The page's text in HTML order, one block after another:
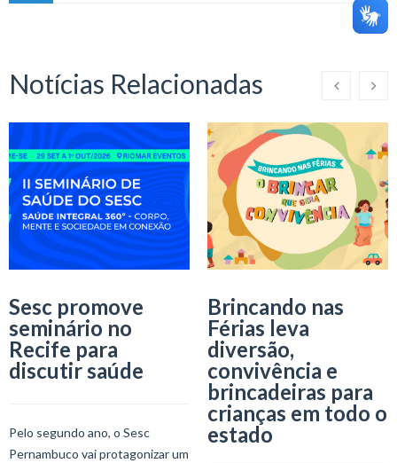
Notícias Relacionadas
Sesc promove
seminário no
Recife para
discutir saúde
Pelo segundo ano, o Sesc
Pernambuco vai protagonizar um
Brincando nas
Férias leva
diversão,
convivência e
brincadeiras para
crianças em todo o
estado